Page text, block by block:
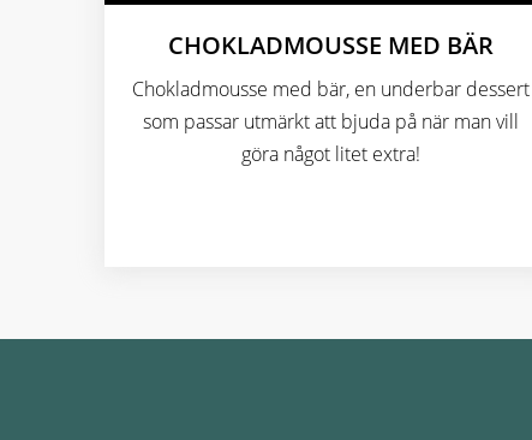
CHOKLADMOUSSE MED BÄR
Chokladmousse med bär, en underbar dessert
som passar utmärkt att bjuda på när man vill
göra något litet extra!